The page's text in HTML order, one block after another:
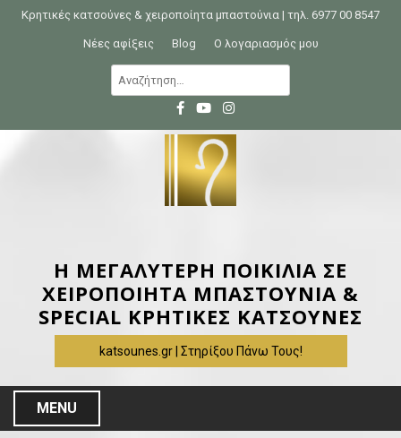
o
Κρητικές κατσούνες & χειροποίητα μπαστούνια | τηλ. 6977 00 8547
Νέες αφίξεις Blog Ο λογαριασμός μου
ν
η
γ
ι
:
Η ΜΕΓΑΛΥΤΕΡΗ ΠΟΙΚΙΛΙΑ ΣΕ
ΧΕΙΡΟΠΟΙΗΤΑ ΜΠΑΣΤΟΥΝΙΑ &
SPECIAL ΚΡΗΤΙΚΕΣ ΚΑΤΣΟΥΝΕΣ
katsounes.gr | Στηρίξου Πάνω Τους!
MENU